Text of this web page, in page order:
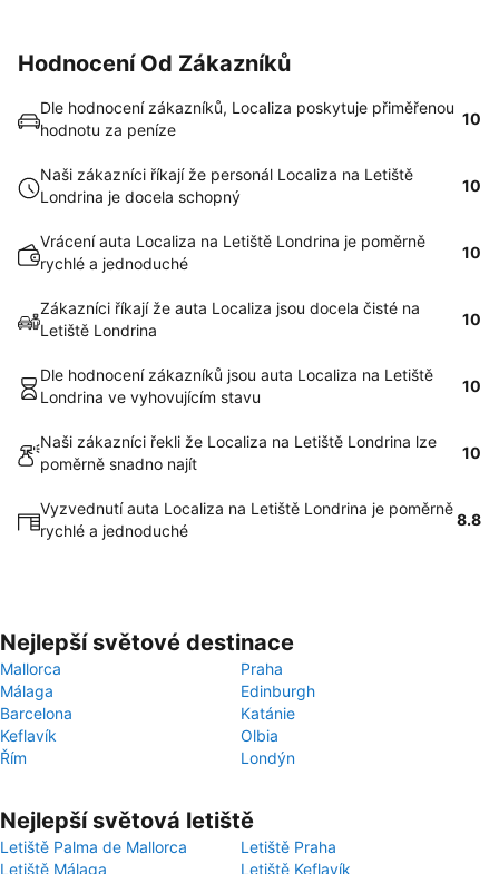
Hodnocení Od Zákazníků
Dle hodnocení zákazníků, Localiza poskytuje přiměřenou
hodnotu za peníze
10
Naši zákazníci říkají že personál Localiza na Letiště
Londrina je docela schopný
10
Vrácení auta Localiza na Letiště Londrina je poměrně
rychlé a jednoduché
10
Zákazníci říkají že auta Localiza jsou docela čisté na
Letiště Londrina
10
Dle hodnocení zákazníků jsou auta Localiza na Letiště
Londrina ve vyhovujícím stavu
10
Naši zákazníci řekli že Localiza na Letiště Londrina lze
poměrně snadno najít
10
Vyzvednutí auta Localiza na Letiště Londrina je poměrně
rychlé a jednoduché
8.8
Nejlepší světové destinace
Mallorca
Praha
Málaga
Edinburgh
Barcelona
Katánie
Keflavík
Olbia
Řím
Londýn
Nejlepší světová letiště
Letiště Palma de Mallorca
Letiště Praha
Letiště Málaga
Letiště Keflavík